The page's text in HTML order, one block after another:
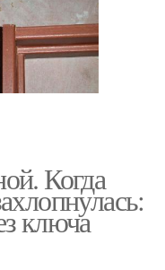
Когда
ключа